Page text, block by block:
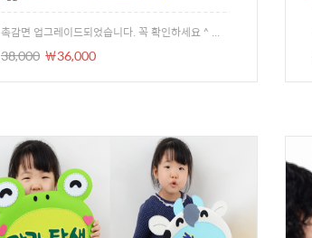
촉감면 업그레이드되었습니다. 꼭 확인하세요 ^ ...
38,000 ￦36,000